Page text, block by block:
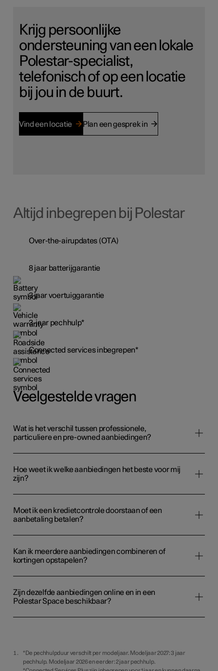
Krijg persoonlijke
ondersteuning van een lokale
Polestar-specialist,
telefonisch of op een locatie
bij jou in de buurt.
Vind een locatie Plan een gesprek in
Altijd inbegrepen bij Polestar
Over-the-airupdates (OTA)
8 jaar batterijgarantie
3 jaar voertuiggarantie
3-jaar pechhulp*
Connected services inbegrepen*
Veelgestelde vragen
Wat is het verschil tussen professionele,
particuliere en pre-owned aanbiedingen?
Hoe weet ik welke aanbiedingen het beste voor mij
zijn?
Moet ik een kredietcontrole doorstaan of een
aanbetaling betalen?
Kan ik meerdere aanbiedingen combineren of
kortingen opstapelen?
Zijn dezelfde aanbiedingen online en in een
Polestar Space beschikbaar?
*De pechhulpduur verschilt per modeljaar. Modeljaar 2027: 3 jaar
pechhulp. Modeljaar 2026 en eerder: 2 jaar pechhulp.